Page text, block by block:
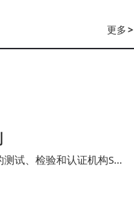
更多>
试、检验和认证机构SGS